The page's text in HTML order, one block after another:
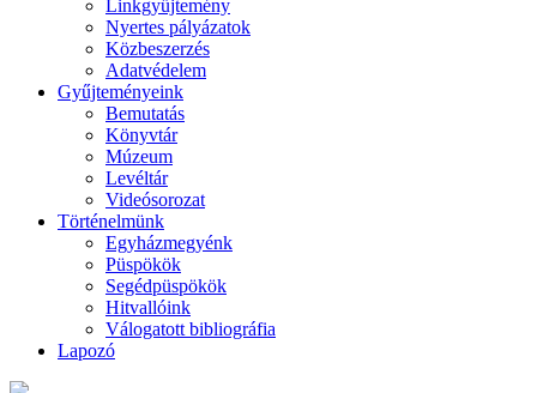
Linkgyűjtemény
Nyertes pályázatok
Közbeszerzés
Adatvédelem
Gyűjteményeink
Bemutatás
Könyvtár
Múzeum
Levéltár
Videósorozat
Történelmünk
Egyházmegyénk
Püspökök
Segédpüspökök
Hitvallóink
Válogatott bibliográfia
Lapozó